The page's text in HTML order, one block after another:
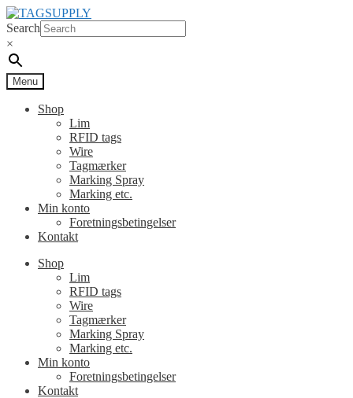
Spring
til
navigation
Spring
til
indhold
Search
×
Menu
Shop
Lim
RFID tags
Wire
Tagmærker
Marking Spray
Marking etc.
Min konto
Foretningsbetingelser
Kontakt
Shop
Lim
RFID tags
Wire
Tagmærker
Marking Spray
Marking etc.
Min konto
Foretningsbetingelser
Kontakt